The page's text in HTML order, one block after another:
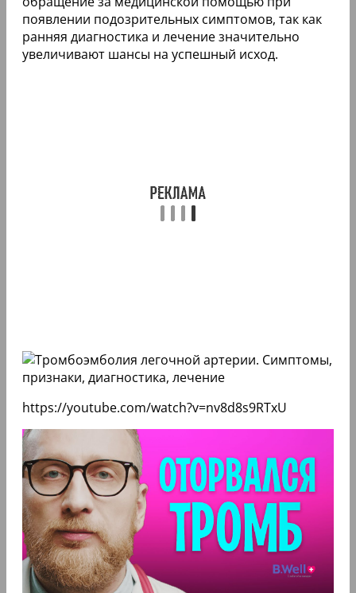
появлении подозрительных симптомов, так как
ранняя диагностика и лечение значительно
увеличивают шансы на успешный исход.
https://youtube.com/watch?v=nv8d8s9RTxU